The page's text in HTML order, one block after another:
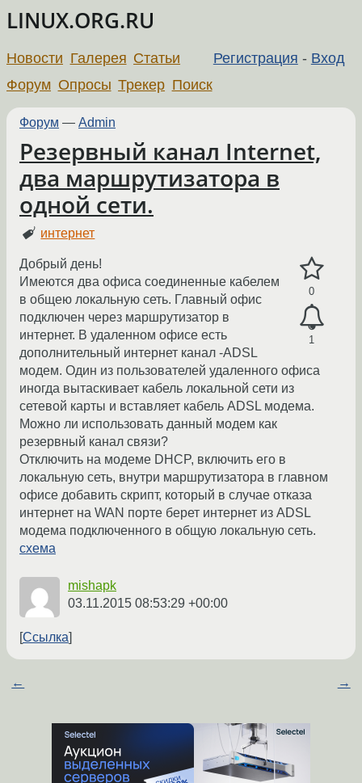
LINUX.ORG.RU
Регистрация - Вход
Новости Галерея Статьи
Форум Опросы Трекер Поиск
Форум — Admin
Резервный канал Internet,
два маршрутизатора в
одной сети.
интернет
0
1
Добрый день!
Имеются два офиса соединенные кабелем
в общею локальную сеть. Главный офис
подключен через маршрутизатор в
интернет. В удаленном офисе есть
дополнительный интернет канал -ADSL
модем. Один из пользователей удаленного офиса
иногда вытаскивает кабель локальной сети из
сетевой карты и вставляет кабель ADSL модема.
Можно ли использовать данный модем как
резервный канал связи?
Отключить на модеме DHCP, включить его в
локальную сеть, внутри маршрутизатора в главном
офисе добавить скрипт, который в случае отказа
интернет на WAN порте берет интернет из ADSL
модема подключенного в общую локальную сеть.
схема
mishapk
03.11.2015 08:53:29 +00:00
Ссылка
← →